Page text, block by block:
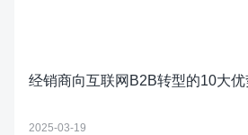
经销商向互联网B2B转型的10大优
2025-03-19